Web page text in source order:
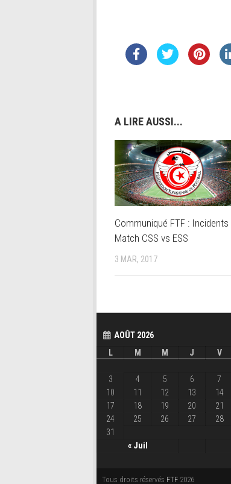
A LIRE AUSSI...
Communiqué FTF : Incidents
Match CSS vs ESS
3 MAR, 2017
AOÛT 2026
L
M M J V
« Juil
3
4 5 6 7
10
11 12 13 14
17
18 19 20 21
24
25 26 27 28
31
Tous droits réservés FTF 2026